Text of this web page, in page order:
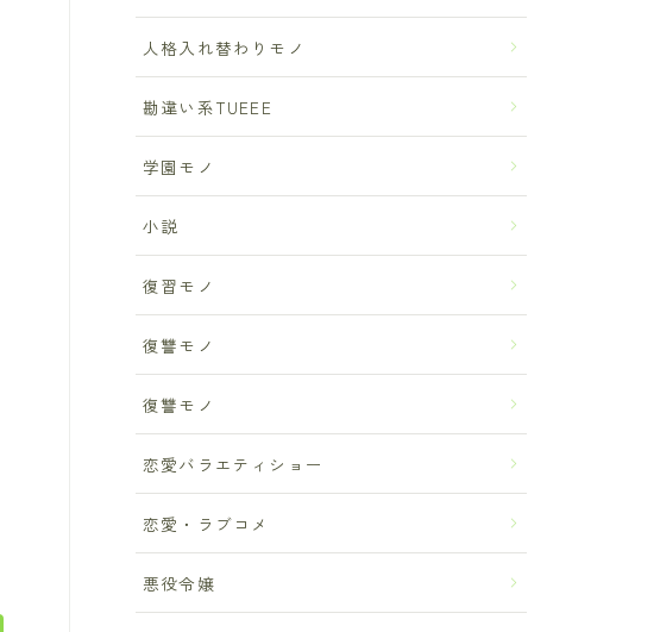
人格入れ替わりモノ
勘違い系TUEEE
学園モノ
小説
復習モノ
復讐モノ
復讐モノ
恋愛バラエティショー
恋愛・ラブコメ
悪役令嬢